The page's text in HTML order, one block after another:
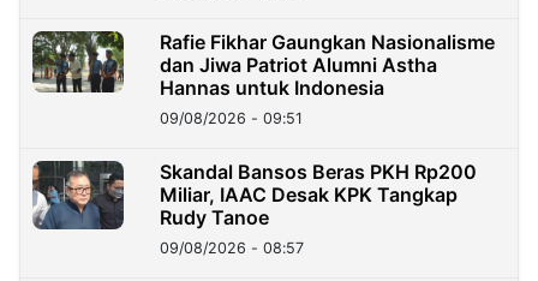
Rafie Fikhar Gaungkan Nasionalisme
dan Jiwa Patriot Alumni Astha
Hannas untuk Indonesia
09/08/2026 - 09:51
Skandal Bansos Beras PKH Rp200
Miliar, IAAC Desak KPK Tangkap
Rudy Tanoe
09/08/2026 - 08:57